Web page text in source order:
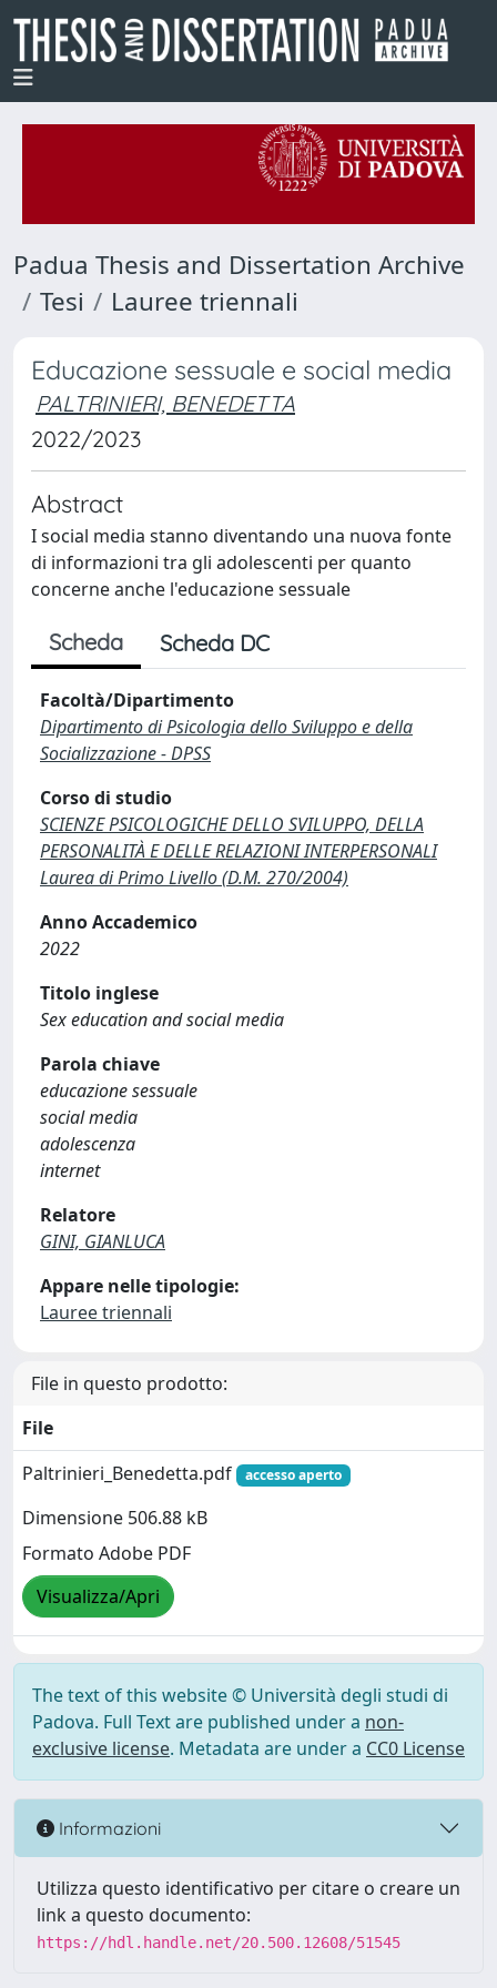
Padua Thesis and Dissertation Archive
Tesi
Lauree triennali
Educazione sessuale e social media
PALTRINIERI, BENEDETTA
2022/2023
Abstract
I social media stanno diventando una nuova fonte
di informazioni tra gli adolescenti per quanto
concerne anche l'educazione sessuale
Scheda Scheda DC
Facoltà/Dipartimento
Dipartimento di Psicologia dello Sviluppo e della
Socializzazione - DPSS
Corso di studio
SCIENZE PSICOLOGICHE DELLO SVILUPPO, DELLA
PERSONALITÀ E DELLE RELAZIONI INTERPERSONALI
Laurea di Primo Livello (D.M. 270/2004)
Anno Accademico
2022
Titolo inglese
Sex education and social media
Parola chiave
educazione sessuale
social media
adolescenza
internet
Relatore
GINI, GIANLUCA
Appare nelle tipologie:
Lauree triennali
File in questo prodotto:
File
Paltrinieri_Benedetta.pdf
accesso aperto
Dimensione 506.88 kB
Formato Adobe PDF
Visualizza/Apri
The text of this website © Università degli studi di
Padova. Full Text are published under a non-
exclusive license. Metadata are under a CC0 License
Informazioni
Utilizza questo identificativo per citare o creare un
link a questo documento:
https://hdl.handle.net/20.500.12608/51545